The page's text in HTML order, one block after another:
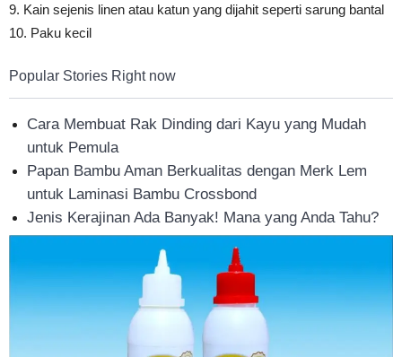
9. Kain sejenis linen atau katun yang dijahit seperti sarung bantal
10. Paku kecil
Popular Stories Right now
Cara Membuat Rak Dinding dari Kayu yang Mudah
untuk Pemula
Papan Bambu Aman Berkualitas dengan Merk Lem
untuk Laminasi Bambu Crossbond
Jenis Kerajinan Ada Banyak! Mana yang Anda Tahu?